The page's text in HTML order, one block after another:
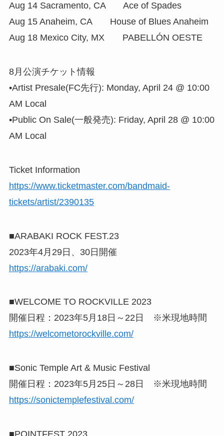
Aug 14 Sacramento, CA Ace of Spades
Aug 15 Anaheim, CA House of Blues Anaheim
Aug 18 Mexico City, MX PABELLÓN OESTE
8月公演チケット情報
•Artist Presale(FC先行): Monday, April 24 @ 10:00
AM Local
•Public On Sale(一般発売): Friday, April 28 @ 10:00
AM Local
Ticket Information
https://www.ticketmaster.com/bandmaid-
tickets/artist/2390135
■ARABAKI ROCK FEST.23
2023年4月29日、30日開催
https://arabaki.com/
■WELCOME TO ROCKVILLE 2023
開催日程：2023年5月18日～22日 ※米現地時間
https://welcometorockville.com/
■Sonic Temple Art & Music Festival
開催日程：2023年5月25日～28日 ※米現地時間
https://sonictemplefestival.com/